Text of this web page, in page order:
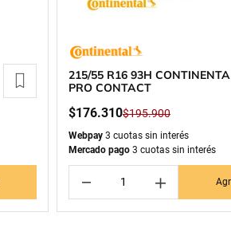
215/55 R16 93H
PRO CONTACT
$176.310$195.900
Webpay 3 cuotas sin interés
Mercado pago 3 cuotas sin interés
＋
－